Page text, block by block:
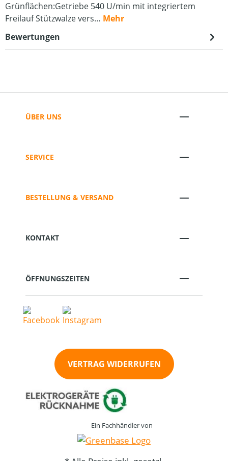
Grünflächen:Getriebe 540 U/min mit integriertem
Freilauf Stützwalze vers… Mehr
Bewertungen
ÜBER UNS
SERVICE
BESTELLUNG & VERSAND
KONTAKT
ÖFFNUNGSZEITEN
VERTRAG WIDERRUFEN
Ein Fachhändler von